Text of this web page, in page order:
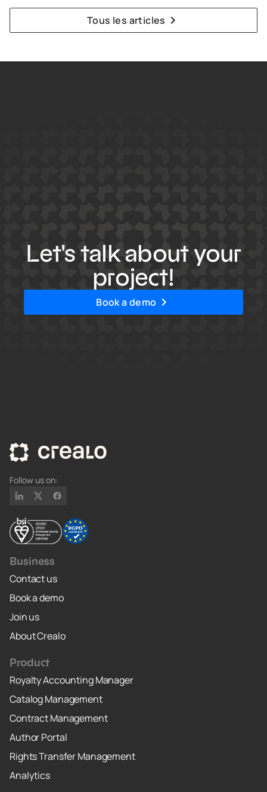
Tous les articles
Let's talk about your
project!
Book a demo
Follow us on:
Business
Contact us
Book a demo
Join us
About Crealo
Product
Royalty Accounting Manager
Catalog Management
Contract Management
Author Portal
Rights Transfer Management
Analytics